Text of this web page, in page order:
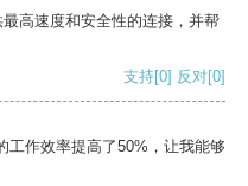
高速度和安全性的连接，并帮
支持[0] 反对[0]
工作效率提高了50%，让我能够